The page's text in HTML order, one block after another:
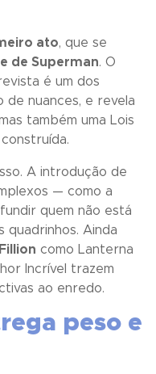
ato, que se
de Superman. O
é um dos
de nuances, e revela
também uma Lois
A introdução de
— como a
quem não está
quadrinhos. Ainda
como Lanterna
Incrível trazem
ao enredo.
peso e